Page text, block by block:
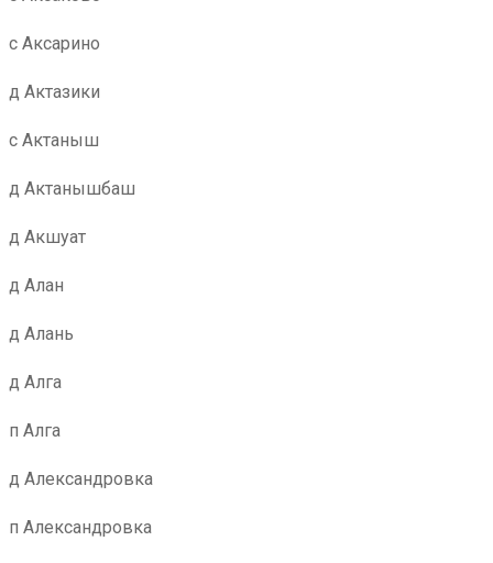
с Аксарино
д Актазики
с Актаныш
д Актанышбаш
д Акшуат
д Алан
д Алань
д Алга
п Алга
д Александровка
п Александровка